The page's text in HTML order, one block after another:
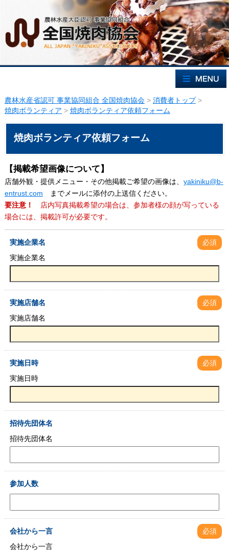
農林水産省認可 事業協同組合 全国焼肉協会 > 消費者トップ >
焼肉ボランティア > 焼肉ボランティア依頼フォーム
焼肉ボランティア依頼フォーム
【掲載希望画像について】
店舗外観・提供メニュー・その他掲載ご希望の画像は、 yakiniku@b-
entrust.com までメールに添付の上送信ください。
要注意！
店内写真掲載希望の場合は、参加者様の顔が写っている
場合には、掲載許可が必要です。
実施企業名
必須
実施企業名
実施店舗名
必須
実施店舗名
実施日時
必須
実施日時
招待先団体名
招待先団体名
参加人数
会社から一言
必須
会社から一言